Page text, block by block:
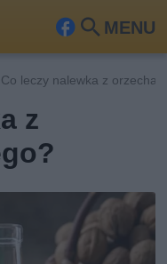
MENU
Fa
ook
Szu
kaj
Co leczy nalewka z orzecha
z